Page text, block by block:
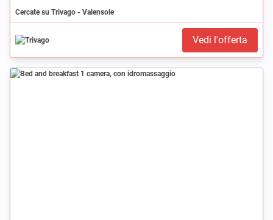
Cercate su Trivago - Valensole
Vedi l'offerta